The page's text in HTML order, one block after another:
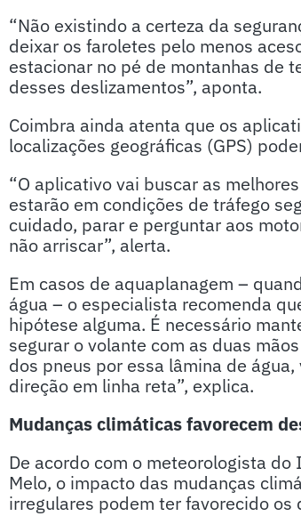
“Não existindo a certeza da
deixar os faroletes pelo menos
estacionar no pé de montanhas de
desses deslizamentos”, aponta.
Coimbra ainda atenta que os
localizações geográficas (GPS)
“O aplicativo vai buscar as
estarão em condições de tráfego
cuidado, parar e perguntar aos
não arriscar”, alerta.
Em casos de aquaplanagem –
água – o especialista recomenda
hipótese alguma. É necessário
segurar o volante com as duas
dos pneus por essa lâmina de
direção em linha reta”, explica.
Mudanças climáticas favorecem
De acordo com o meteorologista
Melo, o impacto das mudanças
irregulares podem ter favorecido os